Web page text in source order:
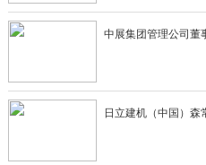
中展集团管理公司董
日立建机（中国）森